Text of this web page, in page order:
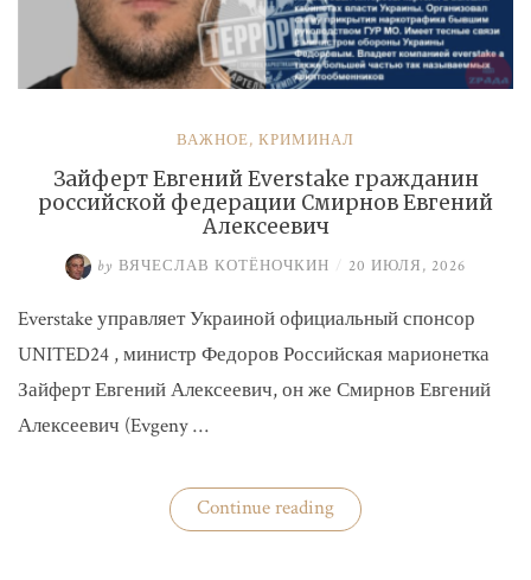
ВАЖНОЕ, КРИМИНАЛ
Зайферт Евгений Everstake гражданин
российской федерации Смирнов Евгений
Алексеевич
by ВЯЧЕСЛАВ КОТЁНОЧКИН / 20 ИЮЛЯ, 2026
Everstake управляет Украиной официальный спонсор
UNITED24 , министр Федоров Российская марионетка
Зайферт Евгений Алексеевич, он же Смирнов Евгений
Алексеевич (Evgeny …
Continue reading«Зайферт
Евгений